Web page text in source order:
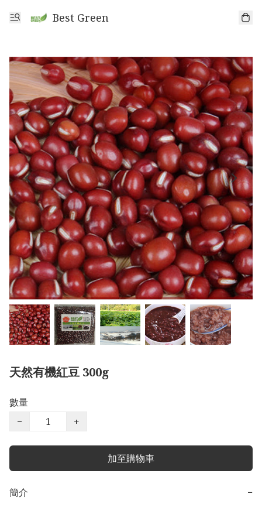
Best Green
天然有機紅豆 300g
數量
−
+
加至購物車
簡介
−